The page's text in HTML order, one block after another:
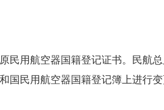
用航空器国籍登记证书。民航
民用航空器国籍登记簿上进行